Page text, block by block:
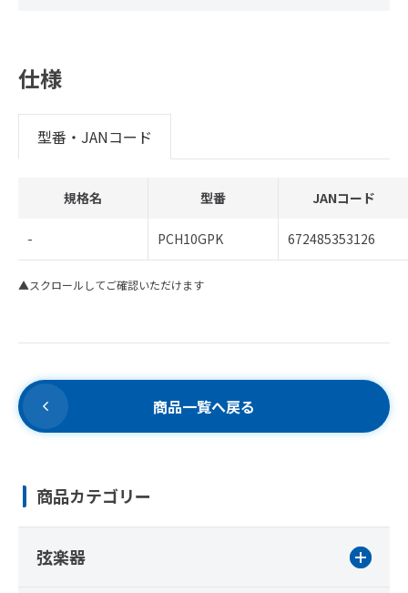
仕様
型番・JANコード
規格名 型番 JANコード
- PCH10GPK 672485353126
▲スクロールしてご確認いただけます
商品一覧へ戻る
商品カテゴリー
弦楽器